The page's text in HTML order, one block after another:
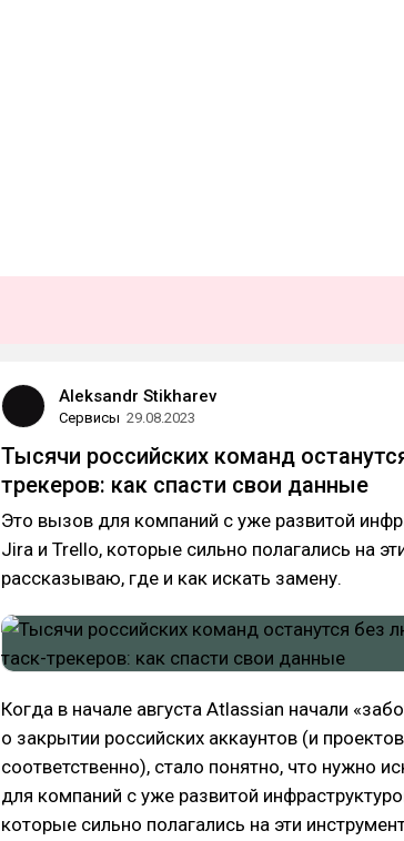
Aleksandr Stikharev
Сервисы 29.08.2023
Тысячи российских команд
трекеров: как спасти свои данные
Это вызов для компаний с уже развитой
Jira и Trello, которые сильно полагались на
рассказываю, где и как искать замену.
Когда в начале августа Atlassian начали
о закрытии российских аккаунтов (и
соответственно), стало понятно, что нужно
для компаний с уже развитой
которые сильно полагались на эти